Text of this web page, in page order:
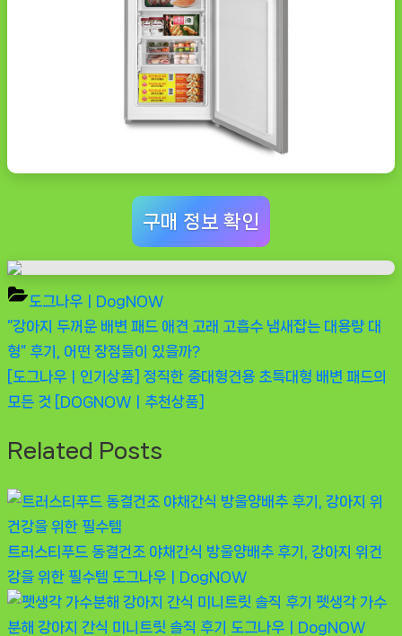
구매 정보 확인
도그나우ㅣDogNOW
글
탐
색
Previous
Post:
“강아지 두꺼운 배변 패드 애견 고래 고흡수 냄새잡는 대용량 대
형” 후기, 어떤 장점들이 있을까?
Next
Post:
[도그나우ㅣ인기상품] 정직한 중대형견용 초특대형 배변 패드의
모든 것 [DOGNOWㅣ추천상품]
Related Posts
트러스티푸드 동결건조 야채간식 방울양배추 후기, 강아지 위건
강을 위한 필수템 도그나우ㅣDogNOW
펫생각 가수
분해 강아지 간식 미니트릿 솔직 후기
도그나우ㅣDogNOW